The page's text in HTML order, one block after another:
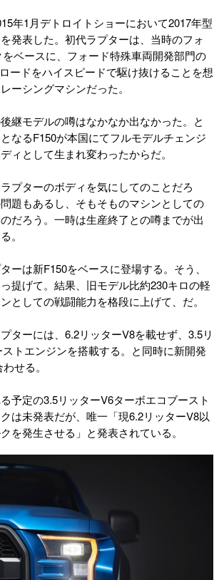
年1月デトロイトショーにおいて2017年型
発表した。初代ラプターは、当時のフォ
ベースに、フォード特殊車両開発部門の
ードをハイスピードで駆け抜けることを想
ーシングマシンだった。
継モデルの噂はなかなか出なかった。と
なるF150が本国にてフルモデルチェンジ
ィとして生まれ変わったからだ。
プターのボディを気にしてのことだろ
題もあるし、そもそものマシンとしての
だろう。一時は生産終了との噂までが出
。
ーは新F150をベースに登場する。そう、
提げて。結果、旧モデル比約230キロの軽
としての戦闘能力を格段に上げて、だ。
ターには、6.2リッターV8を載せず、3.5リ
トエンジンを搭載する。と同時に新開発
せる。
予定の3.5リッターV6ターボエコブースト
は未発表だが、唯一「現6.2リッターV8以
を発生させる」と発表されている。